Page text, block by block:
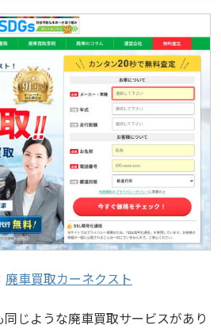
廃車買取カーネクスト
じような廃車買取サービスがあり